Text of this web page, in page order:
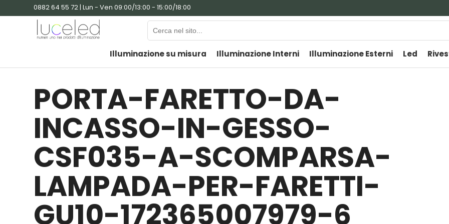
0882 64 55 72 | Lun - Ven 09:00/13:00 - 15:00/18:00
Illuminazione su misura Illuminazione Interni Illuminazione Esterni Led
PORTA-FARETTO-DA-
INCASSO-IN-GESSO-
CSF035-A-SCOMPARSA-
LAMPADA-PER-FARETTI-
GU10-172365007979-6